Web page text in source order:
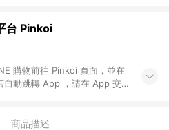
台 Pinkoi
購物前往 Pinkoi 頁面，並在
自動跳轉 App ，請在 App 交
，例如首購優惠，P coins，
商品描述